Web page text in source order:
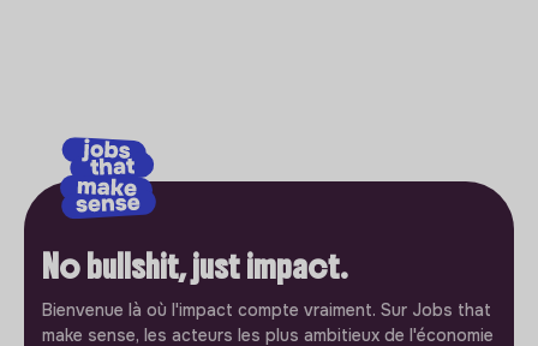
No bullshit, just impact.
Bienvenue là où l'impact compte vraiment. Sur Jobs that
make sense, les acteurs les plus ambitieux de l'économie